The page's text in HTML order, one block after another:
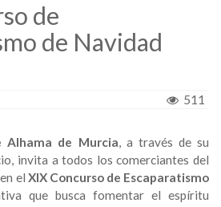
de
de Navidad
511
Alhama de Murcia, a través de su
invita a todos los comerciantes del
el XIX Concurso de Escaparatismo
que busca fomentar el espíritu